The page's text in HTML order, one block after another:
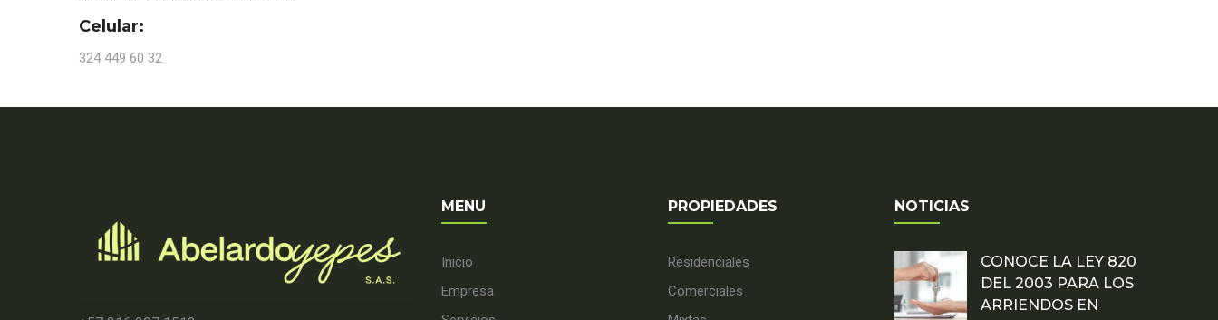
Celular:
324 449 60 32
MENU
Inicio
Empresa
PROPIEDADES
Residenciales
Comerciales
NOTICIAS
CONOCE LA LEY 820
DEL 2003 PARA LOS
ARRIENDOS EN